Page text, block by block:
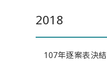
2018
107年逐案表決